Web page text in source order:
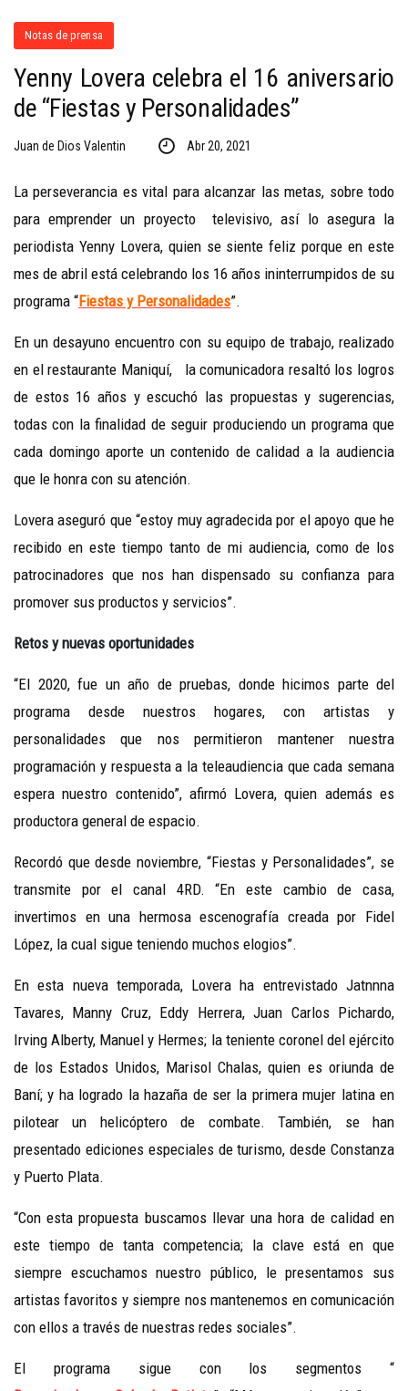
Notas de prensa
Yenny Lovera celebra el 16 aniversario
de “Fiestas y Personalidades”
Juan de Dios Valentin Abr 20, 2021
La perseverancia es vital para alcanzar las metas, sobre todo
para emprender un proyecto televisivo, así lo asegura la
periodista Yenny Lovera, quien se siente feliz porque en este
mes de abril está celebrando los 16 años ininterrumpidos de su
programa “Fiestas y Personalidades”.
En un desayuno encuentro con su equipo de trabajo, realizado
en el restaurante Maniquí, la comunicadora resaltó los logros
de estos 16 años y escuchó las propuestas y sugerencias,
todas con la finalidad de seguir produciendo un programa que
cada domingo aporte un contenido de calidad a la audiencia
que le honra con su atención.
Lovera aseguró que “estoy muy agradecida por el apoyo que he
recibido en este tiempo tanto de mi audiencia, como de los
patrocinadores que nos han dispensado su confianza para
promover sus productos y servicios”.
Retos y nuevas oportunidades
“El 2020, fue un año de pruebas, donde hicimos parte del
programa desde nuestros hogares, con artistas y
personalidades que nos permitieron mantener nuestra
programación y respuesta a la teleaudiencia que cada semana
espera nuestro contenido”, afirmó Lovera, quien además es
productora general de espacio.
Recordó que desde noviembre, “Fiestas y Personalidades”, se
transmite por el canal 4RD. “En este cambio de casa,
invertimos en una hermosa escenografía creada por Fidel
López, la cual sigue teniendo muchos elogios”.
En esta nueva temporada, Lovera ha entrevistado Jatnnna
Tavares, Manny Cruz, Eddy Herrera, Juan Carlos Pichardo,
Irving Alberty, Manuel y Hermes; la teniente coronel del ejército
de los Estados Unidos, Marisol Chalas, quien es oriunda de
Baní; y ha logrado la hazaña de ser la primera mujer latina en
pilotear un helicóptero de combate. También, se han
presentado ediciones especiales de turismo, desde Constanza
y Puerto Plata.
“Con esta propuesta buscamos llevar una hora de calidad en
este tiempo de tanta competencia; la clave está en que
siempre escuchamos nuestro público, le presentamos sus
artistas favoritos y siempre nos mantenemos en comunicación
con ellos a través de nuestras redes sociales”.
El programa sigue con los segmentos “